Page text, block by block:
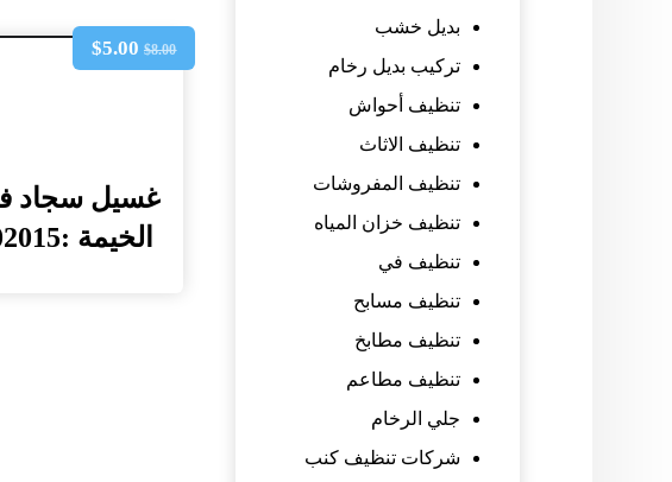
غسيل سجاد
الخيمة :0526402015
$8.00
$5.00
بديل خشب
تركيب بديل رخام
تنظيف أحواش
تنظيف الاثاث
تنظيف المفروشات
تنظيف خزان المياه
تنظيف في
تنظيف مسابح
تنظيف مطابخ
تنظيف مطاعم
جلي الرخام
شركات تنظيف كنب